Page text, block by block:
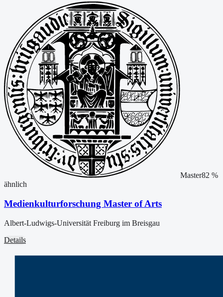
Master82 %
ähnlich
Medienkulturforschung Master of Arts
Albert-Ludwigs-Universität Freiburg im Breisgau
Details